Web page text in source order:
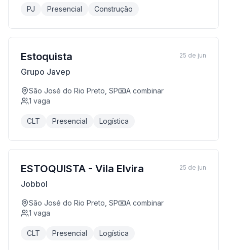
PJ Presencial Construção
Estoquista
Grupo Javep
São José do Rio Preto, SP
A combinar
1 vaga
CLT Presencial Logística
25 de jun
ESTOQUISTA - Vila Elvira
Jobbol
São José do Rio Preto, SP
A combinar
1 vaga
CLT Presencial Logística
25 de jun